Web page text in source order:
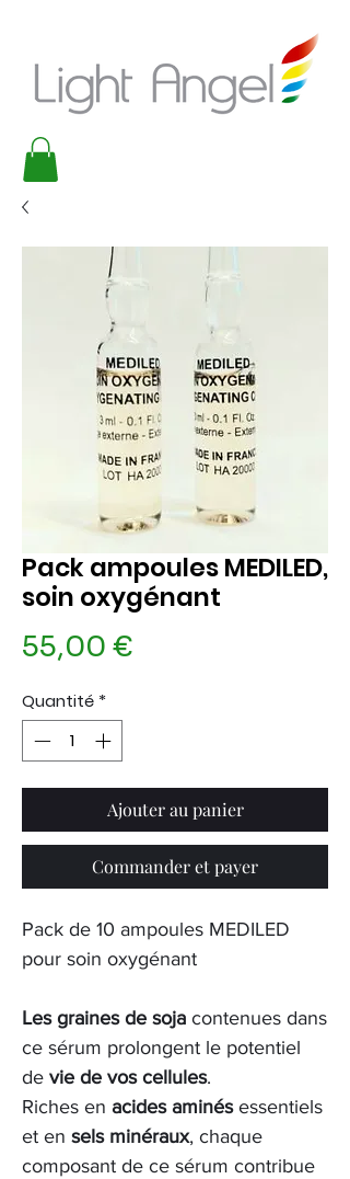
Pack ampoules MEDILED,
soin oxygénant
55,00 €
Quantité *
Ajouter au panier
Commander et payer
Pack de 10 ampoules MEDILED
pour soin oxygénant
Les graines de soja contenues dans
ce sérum prolongent le potentiel
de vie de vos cellules.
Riches en acides aminésessentiels
et en sels minéraux, chaque
composant de ce sérum contribue